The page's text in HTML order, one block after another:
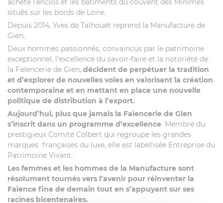
achète l’enclos et les bâtiments du couvent des Minimes
situés sur les bords de Loire.
Depuis 2014, Yves de Talhouët reprend la Manufacture de
Gien.
Deux hommes passionnés, convaincus par le patrimoine
exceptionnel, l'excellence du savoir-faire et la notoriété de
la Faïencerie de Gien, décident de perpétuer la tradition
et d’explorer de nouvelles voies en valorisant la création
contemporaine et en mettant en place une nouvelle
politique de distribution à l’export.
Aujourd’hui, plus que jamais la Faïencerie de Gien
s’inscrit dans un programme d’excellence. Membre du
prestigieux Comité Colbert qui regroupe les grandes
marques françaises du luxe, elle est labellisée Entreprise du
Patrimoine Vivant.
Les femmes et les hommes de la Manufacture sont
résolument tournés vers l’avenir pour réinventer la
Faïence fine de demain tout en s’appuyant sur ses
racines bicentenaires.